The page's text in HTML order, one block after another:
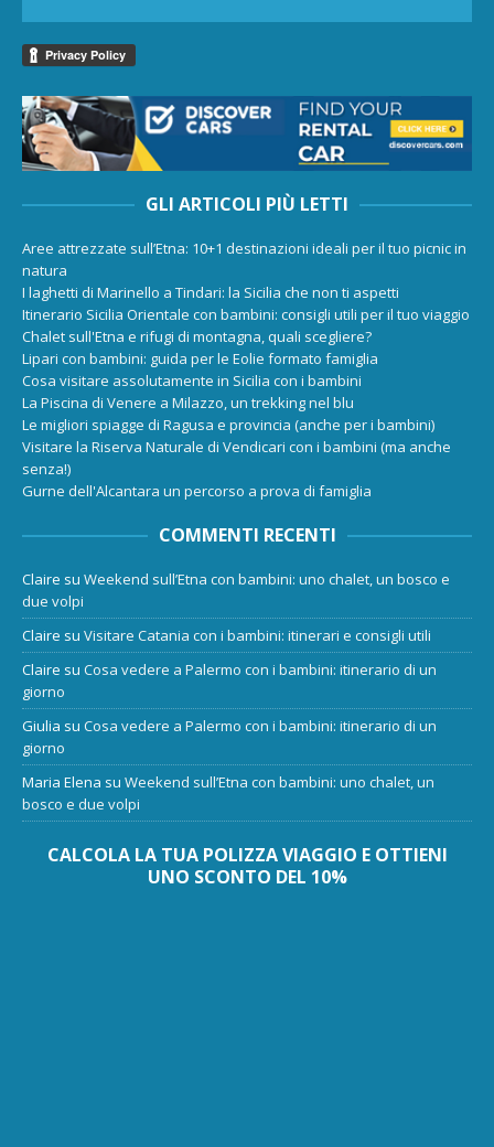
GLI ARTICOLI PIÙ LETTI
Aree attrezzate sull’Etna: 10+1 destinazioni ideali per il tuo picnic in
natura
I laghetti di Marinello a Tindari: la Sicilia che non ti aspetti
Itinerario Sicilia Orientale con bambini: consigli utili per il tuo viaggio
Chalet sull'Etna e rifugi di montagna, quali scegliere?
Lipari con bambini: guida per le Eolie formato famiglia
Cosa visitare assolutamente in Sicilia con i bambini
La Piscina di Venere a Milazzo, un trekking nel blu
Le migliori spiagge di Ragusa e provincia (anche per i bambini)
Visitare la Riserva Naturale di Vendicari con i bambini (ma anche
senza!)
Gurne dell'Alcantara un percorso a prova di famiglia
COMMENTI RECENTI
Claire su Weekend sull’Etna con bambini: uno chalet, un bosco e
due volpi
Claire su Visitare Catania con i bambini: itinerari e consigli utili
Claire su Cosa vedere a Palermo con i bambini: itinerario di un
giorno
Giulia su Cosa vedere a Palermo con i bambini: itinerario di un
giorno
Maria Elena su Weekend sull’Etna con bambini: uno chalet, un
bosco e due volpi
CALCOLA LA TUA POLIZZA VIAGGIO E OTTIENI
UNO SCONTO DEL 10%